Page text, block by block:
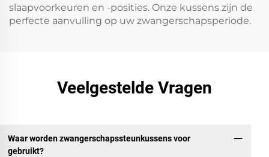
slaapvoorkeuren en -posities. Onze kussens zijn de
perfecte aanvulling op uw zwangerschapsperiode.
Veelgestelde Vragen
Waar worden zwangerschapssteunkussens voor
gebruikt?